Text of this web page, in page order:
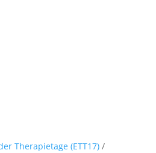
Therapietage (ETT17)/